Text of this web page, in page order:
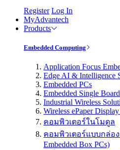
Register Log In
MyAdvantech
Products
Embedded Computing
Application Focus
Edge AI & Intelligence
Embedded PCs
Embedded Single
Industrial Wireless
Wireless ePaper
คอมพิวเตอร์ในโมดูล
คอมพิวเตอร์แบบกล่องฝั
Embedded Box PCs)